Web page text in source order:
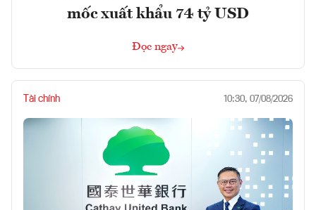
mốc xuất khẩu 74 tỷ USD
Đọc ngay
Tài chính 10:30, 07/08/2026